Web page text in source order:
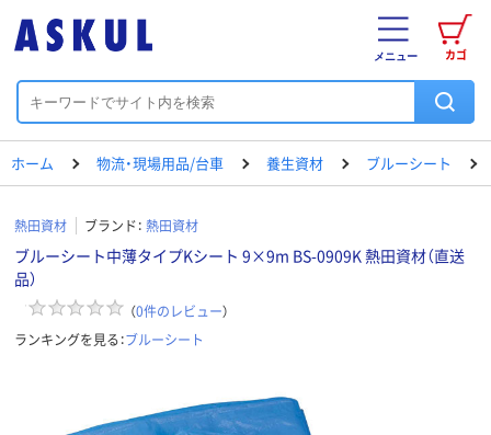
カゴ
メニュー
ホーム 物流・現場用品/台車 養生資材 ブルーシート
熱田資材 ブランド： 熱田資材
ブルーシート中薄タイプKシート 9×9m BS-0909K 熱田資材（直送
品）
（0件のレビュー）
ランキングを見る：ブルーシート